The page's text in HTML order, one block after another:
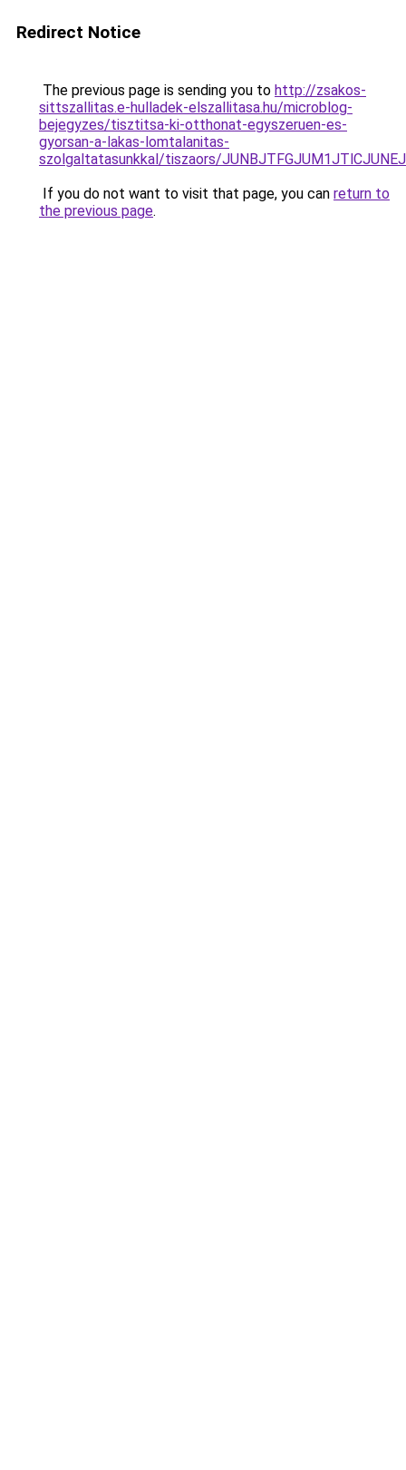
Redirect Notice
The previous page is sending you to http://zsakos-
sittszallitas.e-hulladek-elszallitasa.hu/microblog-
bejegyzes/tisztitsa-ki-otthonat-egyszeruen-es-
gyorsan-a-lakas-lomtalanitas-
szolgaltatasunkkal/tiszaors/
If you do not want to visit that page, you can return to
the previous page.